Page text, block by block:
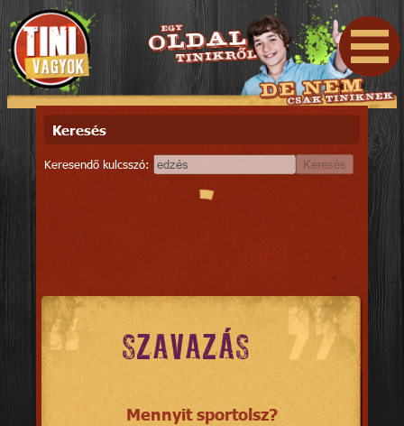
Keresés
Keresendő kulcsszó: Keresés
SZAVAZÁS
Mennyit sportolsz?